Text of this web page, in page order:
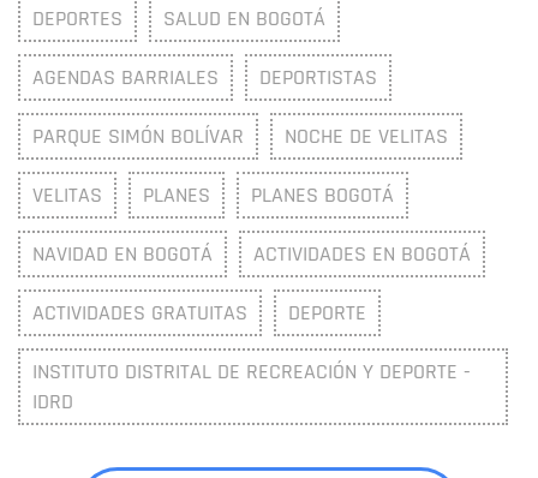
DEPORTES SALUD EN BOGOTÁ
AGENDAS BARRIALES DEPORTISTAS
PARQUE SIMÓN BOLÍVAR NOCHE DE VELITAS
VELITAS PLANES PLANES BOGOTÁ
NAVIDAD EN BOGOTÁ ACTIVIDADES EN BOGOTÁ
ACTIVIDADES GRATUITAS DEPORTE
INSTITUTO DISTRITAL DE RECREACIÓN Y DEPORTE -
IDRD